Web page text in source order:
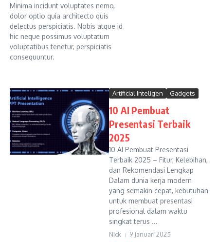
Minima incidunt voluptates nemo,
dolor optio quia architecto quis
delectus perspiciatis. Nobis atque id
hic neque possimus voluptatum
voluptatibus tenetur, perspiciatis
consequuntur.
Artificial Inteligen Gadgets
10 AI Pembuat
Presentasi Terbaik
2025
10 AI Pembuat Presentasi
Terbaik 2025 – Fitur, Kelebihan,
dan Rekomendasi Lengkap
Dalam dunia kerja modern
yang semakin cepat, kebutuhan
untuk membuat presentasi
profesional dalam waktu
singkat terus ...
Nick 9 Januari 2025